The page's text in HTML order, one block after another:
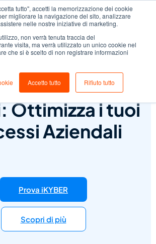
tutto", accetti la memorizzazione dei cookie
migliorare la navigazione del sito, analizzare
nelle nostre iniziative di marketing.
non verrà tenuta traccia del
visita, ma verrà utilizzato un unico cookie nel
che si è scelto di non registrare informazioni
Accetto tutto Rifiuto tutto
per Gestione
Ottimizza i tuoi
Aziendali
Prova iKYBER
Scopri di più